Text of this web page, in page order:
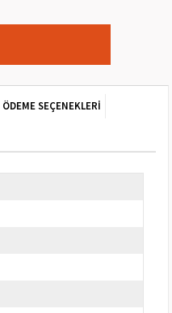
ÖDEME SEÇENEKLERI